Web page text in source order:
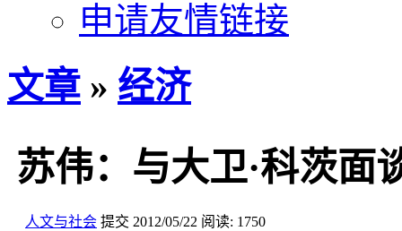
申请友情链接
文章 » 经济
苏伟：与大卫·科茨
人文与社会 提交 2012/05/22 阅读: 1750